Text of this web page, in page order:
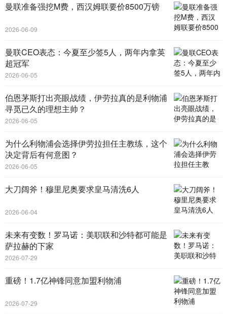
曼联准备强挖M费，西汉姆联要价8500万镑
2026-06-09
曼联CEO表态：今夏至少签5人，两年内拿英
超冠军
2026-06-05
伯恩茅斯打出亮眼战绩，伊劳拉真的是利物浦
寻觅已久的理想主帅？
2026-06-05
为什么利物浦会选择伊劳拉担任主教练，这个
决定背后有何意图？
2026-06-05
大刀阔斧！穆里尼奥要求皇马清洗6人
2026-06-04
未来有变数！罗马诺：美职联和沙特都可能是
萨拉赫的下家
2026-07-29
重磅！1.7亿神锋同意加盟利物浦
2026-07-29